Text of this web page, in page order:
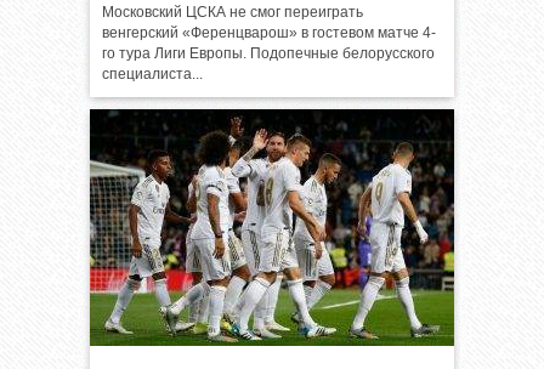
Московский ЦСКА не смог переиграть
венгерский «Ференцварош» в гостевом матче 4-
го тура Лиги Европы. Подопечные белорусского
специалиста...